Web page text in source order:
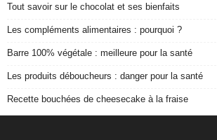
Tout savoir sur le chocolat et ses bienfaits
Les compléments alimentaires : pourquoi ?
Barre 100% végétale : meilleure pour la santé
Les produits déboucheurs : danger pour la santé
Recette bouchées de cheesecake à la fraise